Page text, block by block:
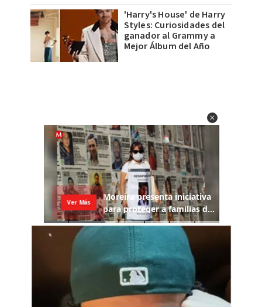
'Harry's House' de Harry
Styles: Curiosidades del
ganador al Grammy a
Mejor Álbum del Año